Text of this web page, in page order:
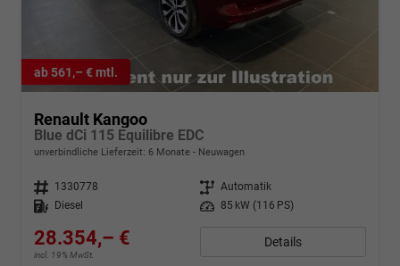
ab 561,– € mtl.
Renault Kangoo
Blue dCi 115 Equilibre EDC
unverbindliche Lieferzeit: 6 Monate Neuwagen
Fahrzeugnr. 1330778 Getriebe Automatik
Kraftstoff
Diesel Leistung 85 kW (116 PS)
28.354,– €
incl. 19% MwSt.
Details